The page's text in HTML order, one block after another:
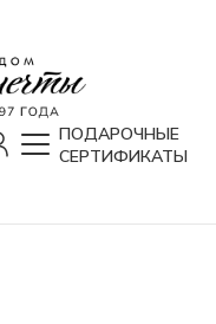
ПОДАРОЧНЫЕ
СЕРТИФИКАТЫ